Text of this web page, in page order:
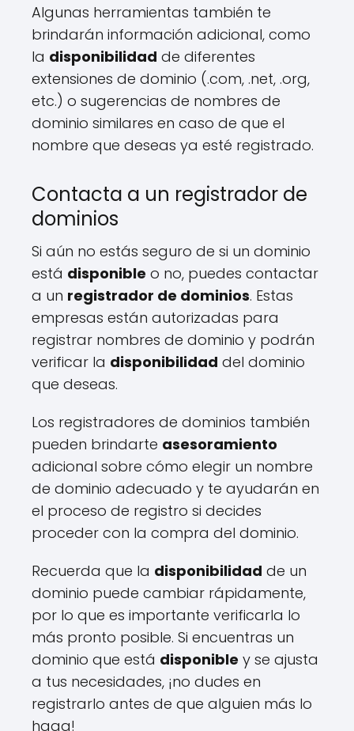
Algunas herramientas también te
brindarán información adicional, como
la disponibilidad de diferentes
extensiones de dominio (.com, .net, .org,
etc.) o sugerencias de nombres de
dominio similares en caso de que el
nombre que deseas ya esté registrado.
Contacta a un registrador de
dominios
Si aún no estás seguro de si un dominio
está disponible o no, puedes contactar
a un registrador de dominios. Estas
empresas están autorizadas para
registrar nombres de dominio y podrán
verificar la disponibilidad del dominio
que deseas.
Los registradores de dominios también
pueden brindarte asesoramiento
adicional sobre cómo elegir un nombre
de dominio adecuado y te ayudarán en
el proceso de registro si decides
proceder con la compra del dominio.
Recuerda que la disponibilidad de un
dominio puede cambiar rápidamente,
por lo que es importante verificarla lo
más pronto posible. Si encuentras un
dominio que está disponible y se ajusta
a tus necesidades, ¡no dudes en
registrarlo antes de que alguien más lo
haga!